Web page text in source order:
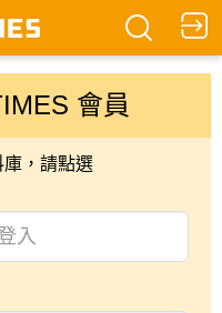
會員
，請點選